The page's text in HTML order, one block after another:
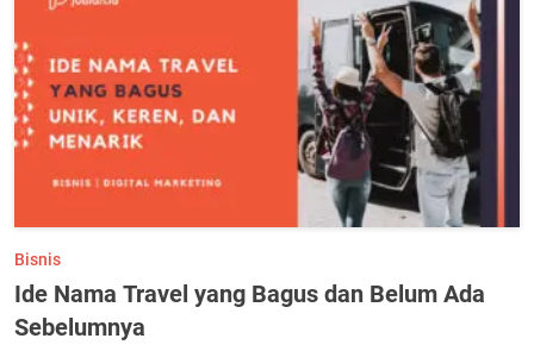
Bisnis
Ide Nama Travel yang Bagus dan Belum Ada
Sebelumnya